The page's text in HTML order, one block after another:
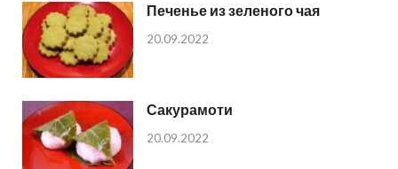
Печенье из зеленого чая
20.09.2022
Сакурамоти
20.09.2022